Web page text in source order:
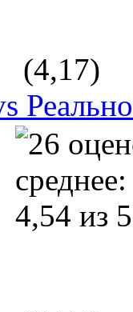
(4,17)